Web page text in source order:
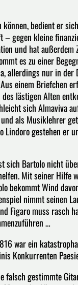
bedient er
– gegen kleine
und hat außerdem
es zu einer
allerdings nur in der
einem Briefchen
des lästigen Alten
sich Almaviva
als Musiklehrer
Lindoro gestehen er
sich Bartolo nicht
Mit seiner Hilfe
bekommt Wind
nimmt seinen
Figaro muss rasch
…
war ein
Konkurrenten
falsch gestimmte